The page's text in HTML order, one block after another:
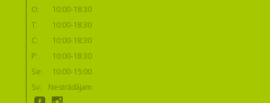
O:
10:00-18:30
T:
10:00-18:30
C:
10:00-18:30
P:
10:00-18:30
Se:
10:00-15:00
Sv:
Nestrādājam